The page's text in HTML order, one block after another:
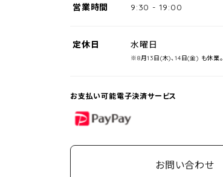
営業時間 9:30 - 19:00
定休日 水曜日
※8月13日(木)、14日(金) も休業。
お支払い可能電子決済サービス
PayPay
お問い合わせ